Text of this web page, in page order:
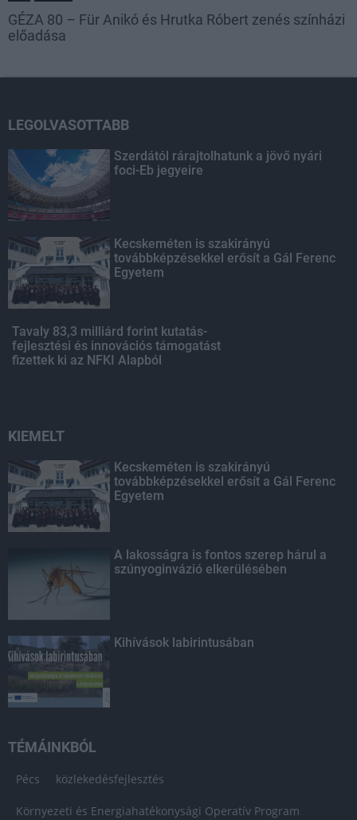
GÉZA 80 – Für Anikó és Hrutka Róbert zenés színházi
előadása
LEGOLVASOTTABB
Szerdától rárajtolhatunk a jövő nyári
foci-Eb jegyeire
Kecskeméten is szakirányú
továbbképzésekkel erősít a Gál Ferenc
Egyetem
Tavaly 83,3 milliárd forint kutatás-
fejlesztési és innovációs támogatást
fizettek ki az NFKI Alapból
KIEMELT
Kecskeméten is szakirányú
továbbképzésekkel erősít a Gál Ferenc
Egyetem
A lakosságra is fontos szerep hárul a
szúnyoginvázió elkerülésében
Kihívások labirintusában
TÉMÁINKBÓL
Pécs közlekedésfejlesztés
Környezeti és Energiahatékonysági Operatív Program